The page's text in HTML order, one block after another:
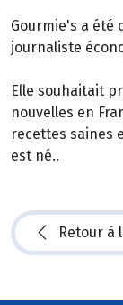
Gourmie's a été
journaliste
Elle souhaitait
nouvelles en
recettes saines
est né..
Retour à